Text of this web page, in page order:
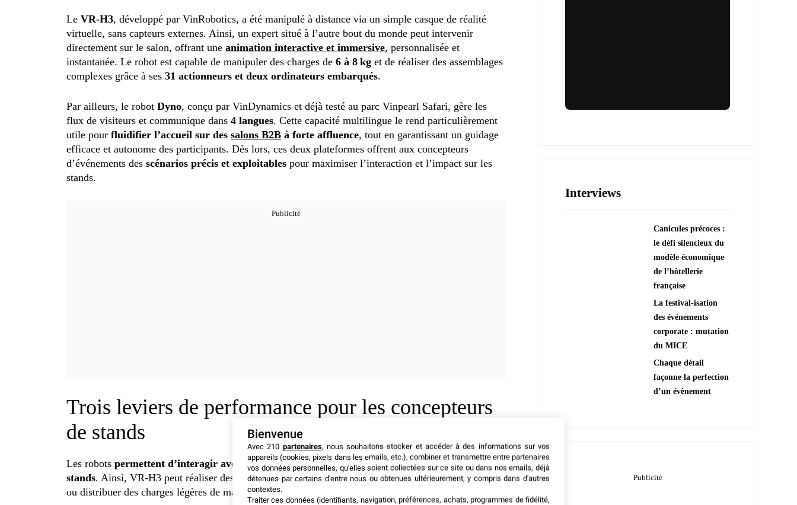
Le VR-H3, développé par VinRobotics, a été manipulé à distance via un simple casque de réalité
virtuelle, sans capteurs externes. Ainsi, un expert situé à l’autre bout du monde peut intervenir
directement sur le salon, offrant une animation interactive et immersive, personnalisée et
instantanée. Le robot est capable de manipuler des charges de 6 à 8 kg et de réaliser des assemblages
complexes grâce à ses 31 actionneurs et deux ordinateurs embarqués.
Par ailleurs, le robot Dyno, conçu par VinDynamics et déjà testé au parc Vinpearl Safari, gère les
flux de visiteurs et communique dans 4 langues. Cette capacité multilingue le rend particulièrement
utile pour fluidifier l’accueil sur des salons B2B à forte affluence, tout en garantissant un guidage
efficace et autonome des participants. Dès lors, ces deux plateformes offrent aux concepteurs
d’événements des scénarios précis et exploitables pour maximiser l’interaction et l’impact sur les
stands.
Trois leviers de performance pour les concepteurs
de stands
Les robots permettent d’interagir avec les visiteurs et de prolonger la durée d’attention sur les
stands. Ainsi, VR-H3 peut réaliser des manipulations mécaniques scénarisées, assembler des objets
ou distribuer des charges légères de manière autonome.
???? Explorer les animations
Interviews
Canicules précoces :
le défi silencieux du
modèle économique
de l’hôtellerie
française
La festival-isation
des événements
corporate : mutation
du MICE
Chaque détail
façonne la perfection
d’un évènement
Bienvenue
Avec 210 partenaires, nous souhaitons stocker et accéder à des informations sur vos
appareils (cookies, pixels dans les emails, etc.), combiner et transmettre entre partenaires
vos données personnelles, qu'elles soient collectées sur ce site ou dans nos emails, déjà
détenues par certains d'entre nous ou obtenues ultérieurement, y compris dans d'autres
contextes.
Traiter ces données (identifiants, navigation, préférences, achats, programmes de fidélité,